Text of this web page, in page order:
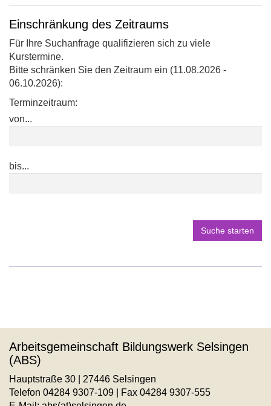
Maps
Karte
Schulbücherei
in
neuem
Fenster
öffnen
Einschränkung des Zeitraums
Für Ihre Suchanfrage qualifizieren sich zu viele
Kurstermine.
Bitte schränken Sie den Zeitraum ein (11.08.2026 -
06.10.2026):
Terminzeitraum:
von...
bis...
Suche starten
Arbeitsgemeinschaft Bildungswerk Selsingen
(ABS)
Hauptstraße 30 | 27446 Selsingen
Telefon 04284 9307-109 | Fax 04284 9307-555